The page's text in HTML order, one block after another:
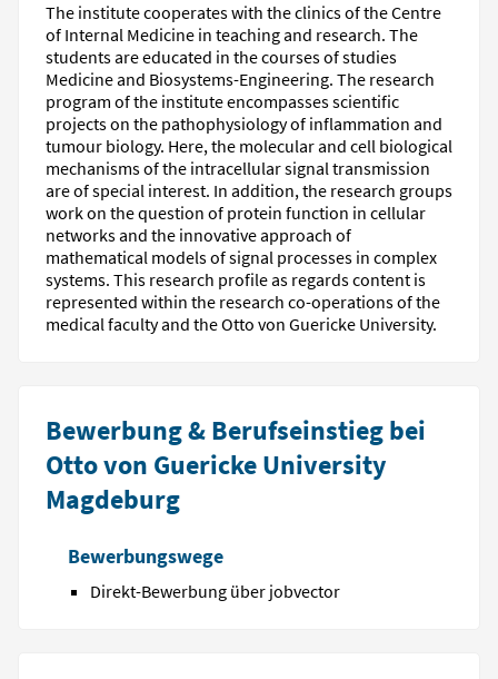
The institute cooperates with the clinics of the Centre
of Internal Medicine in teaching and research. The
students are educated in the courses of studies
Medicine and Biosystems-Engineering. The research
program of the institute encompasses scientific
projects on the pathophysiology of inflammation and
tumour biology. Here, the molecular and cell biological
mechanisms of the intracellular signal transmission
are of special interest. In addition, the research groups
work on the question of protein function in cellular
networks and the innovative approach of
mathematical models of signal processes in complex
systems. This research profile as regards content is
represented within the research co-operations of the
medical faculty and the Otto von Guericke University.
Bewerbung & Berufseinstieg bei
Otto von Guericke University
Magdeburg
Bewerbungswege
Direkt-Bewerbung über jobvector